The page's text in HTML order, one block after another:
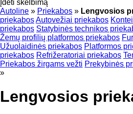
Įdėti skelbimą
Autoline » Priekabos » Lengvosios
priekabosAutovežiai priekabos
priekabos Statybinės technikos
Žemų profilių platformos priekabos
Užuolaidinės priekabos Platformos
priekabos Refrižeratoriai priekabos
Priekabos žirgams vežti Prekybinės
»
Lengvosios